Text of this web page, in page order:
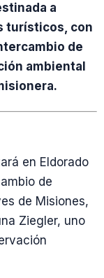
a
turísticos, con
de
ambiental
en Eldorado
de
de Misiones,
Ziegler, uno